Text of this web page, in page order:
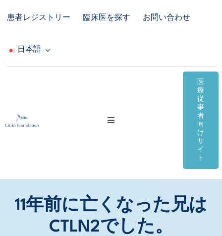
content
患者レジストリー 臨床医を探す お問い合わせ
日本語
Toggle
オンライン資料
コミュニティ＆サポート
医
療
従
事
者
向
け
サ
イ
ト
11年前に亡くなった兄は
CTLN2でした。